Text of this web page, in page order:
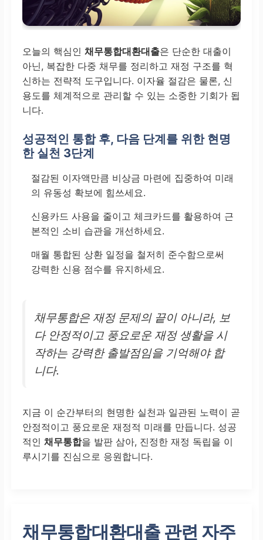
오늘의 핵심인채무통합대환대출은 단순한 대출이
아닌, 복잡한 다중 채무를 정리하고 재정 구조를 혁
신하는 전략적 도구입니다. 이자율 절감은 물론, 신
용도를 체계적으로 관리할 수 있는 소중한 기회가 됩
니다.
성공적인 통합 후, 다음 단계를 위한 현명
한 실천 3단계
절감된 이자액만큼 비상금 마련에 집중하여 미래
의 유동성 확보에 힘쓰세요.
신용카드 사용을 줄이고 체크카드를 활용하여 근
본적인 소비 습관을 개선하세요.
매월 통합된 상환 일정을 철저히 준수함으로써
강력한 신용 점수를 유지하세요.
채무통합은 재정 문제의 끝이 아니라, 보
다 안정적이고 풍요로운 재정 생활을 시
작하는 강력한 출발점임을 기억해야 합
니다.
지금 이 순간부터의 현명한 실천과 일관된 노력이 곧
안정적이고 풍요로운 재정적 미래를 만듭니다. 성공
적인채무통합을 발판 삼아, 진정한 재정 독립을 이
루시기를 진심으로 응원합니다.
채무통합대환대출 관련 자주